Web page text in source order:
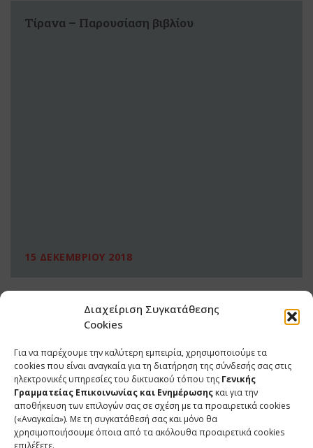
Διαχείριση Συγκατάθεσης
Cookies
Για να παρέχουμε την καλύτερη εμπειρία, χρησιμοποιούμε τα
cookies που είναι αναγκαία για τη διατήρηση της σύνδεσής σας στις
ηλεκτρονικές υπηρεσίες του δικτυακού τόπου της Γενικής
Γραμματείας Επικοινωνίας και Ενημέρωσης και για την
αποθήκευση των επιλογών σας σε σχέση με τα προαιρετικά cookies
(«Αναγκαία»). Με τη συγκατάθεσή σας και μόνο θα
χρησιμοποιήσουμε όποια από τα ακόλουθα προαιρετικά cookies
επιλέξετε.
Τίρανα – Παρουσίαση βιβλίου
15 ΔΕΚΕΜΒΡΙΟΥ 2018
ΕΠΙΚΟΙΝΩΝΙΑ